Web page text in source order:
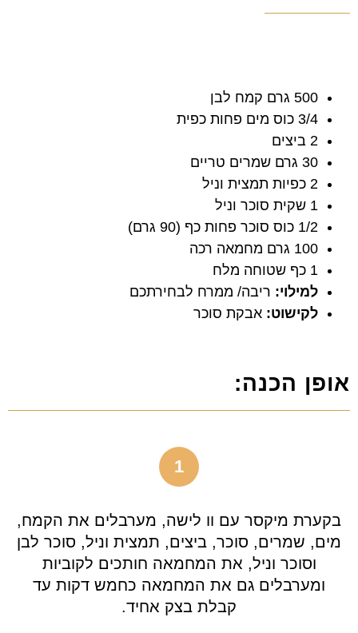
500 גרם קמח לבן
3/4 כוס מים פחות כפית
2 ביצים
30 גרם שמרים טריים
2 כפיות תמצית וניל
1 שקית סוכר וניל
1/2 כוס סוכר פחות כף (90 גרם)
100 גרם מחמאה רכה
1 כף שטוחה מלח
למילוי: ריבה/ ממרח לבחירתכם
לקישוט: אבקת סוכר
אופן הכנה:
1
בקערת מיקסר עם וו לישה, מערבלים את הקמח,
מים, שמרים, סוכר, ביצים, תמצית וניל, סוכר לבן
וסוכר וניל, את המחמאה חותכים לקוביות
ומערבלים גם את המחמאה כחמש דקות עד
קבלת בצק אחיד.